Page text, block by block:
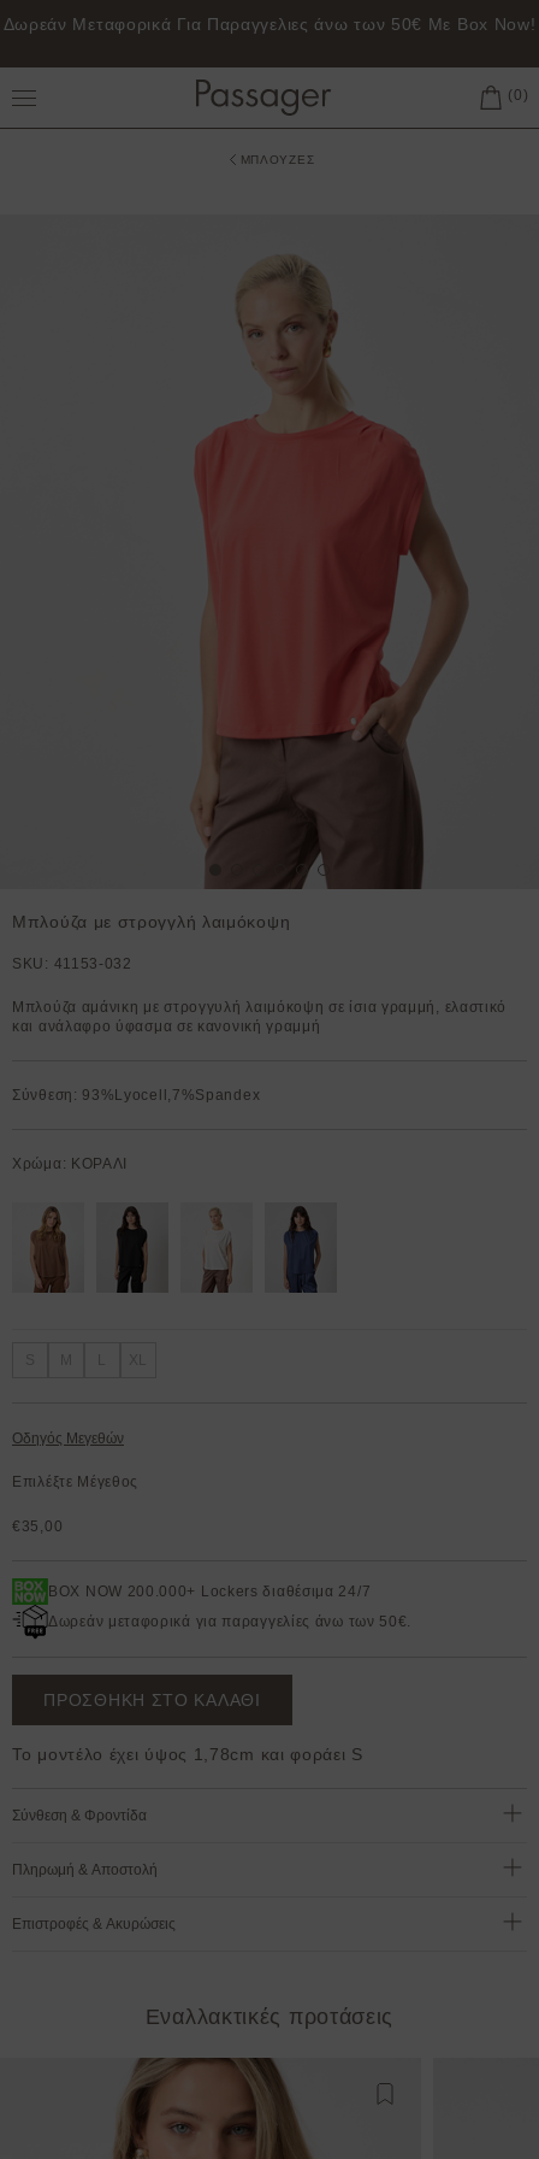
Δωρεάν Μεταφορικά Για Παραγγελιες άνω των 50€ Με Box Now!
Toggle Main Menu
ΜΠΛΟΥΖΕΣ
Μπλούζα με στρογγλή λαιμόκοψη
SKU: 41153-032
Μπλούζα αμάνικη με στρογγυλή λαιμόκοψη σε ίσια γραμμή, ελαστικό
και ανάλαφρο ύφασμα σε κανονική γραμμή
Σύνθεση: 93%Lyocell,7%Spandex
Χρώμα: ΚΟΡΑΛΙ
Οδηγός Μεγεθών
Επιλέξτε Μέγεθος
€35,00
BOX NOW 200.000+ Lockers διαθέσιμα 24/7
Δωρεάν μεταφορικά για παραγγελίες άνω των 50€.
ΠΡΟΣΘΗΚΗ ΣΤΟ ΚΑΛΑΘΙ
Το μοντέλο έχει ύψος 1,78cm και φοράει S
Σύνθεση & Φροντίδα
Πληρωμή & Αποστολή
Επιστροφές & Ακυρώσεις
Εναλλακτικές προτάσεις
Προσθήκη στη